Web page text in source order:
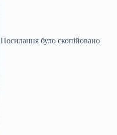
Посилання було скопійовано